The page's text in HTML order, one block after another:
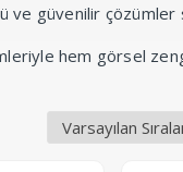
ve güvenilir çözümler
hem görsel